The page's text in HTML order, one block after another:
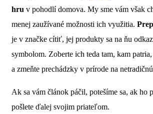
hru v pohodlí domova. My sme vám však
menej zaužívané možnosti ich využitia.
je v značke cítiť, jej produkty sa na ňu
symbolom. Zoberte ich teda tam, kam
a zmeňte prechádzky v prírode na
Ak sa vám článok páčil, potešíme sa, ak ho
pošlete ďalej svojim priateľom.